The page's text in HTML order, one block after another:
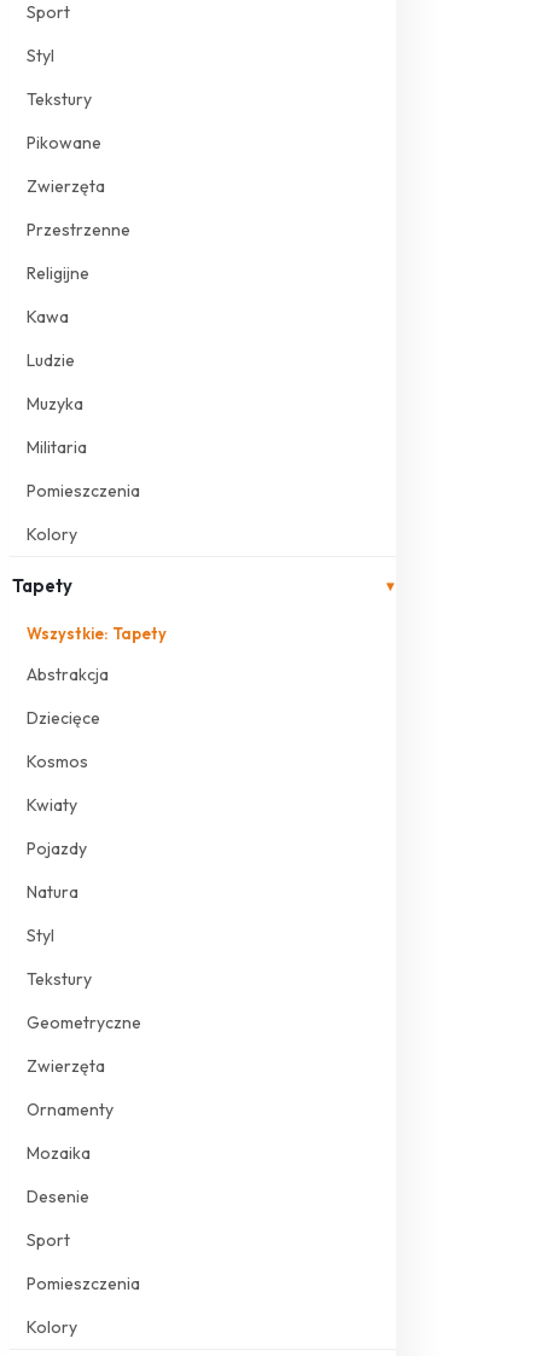
Sport
Styl
Tekstury
Pikowane
Zwierzęta
Przestrzenne
Religijne
Kawa
Ludzie
Muzyka
Militaria
Pomieszczenia
Kolory
Tapety ▾
Wszystkie: Tapety
Abstrakcja
Dziecięce
Kosmos
Kwiaty
Pojazdy
Natura
Styl
Tekstury
Geometryczne
Zwierzęta
Ornamenty
Mozaika
Desenie
Sport
Pomieszczenia
Kolory